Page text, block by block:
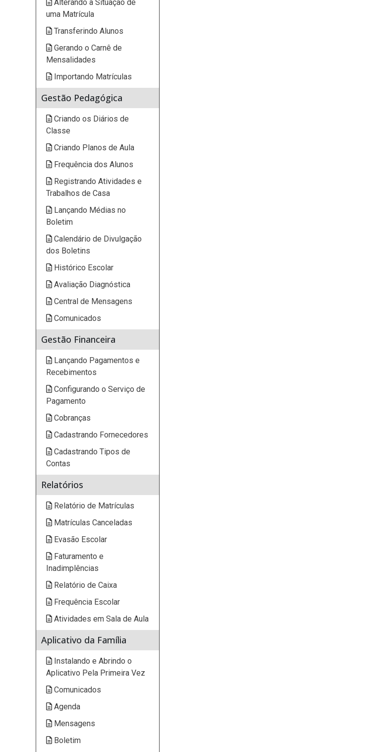
Alterando a Situação de
uma Matrícula
Transferindo Alunos
Gerando o Carnê de
Mensalidades
Importando Matrículas
Gestão Pedagógica
Criando os Diários de
Classe
Criando Planos de Aula
Frequência dos Alunos
Registrando Atividades e
Trabalhos de Casa
Lançando Médias no
Boletim
Calendário de Divulgação
dos Boletins
Histórico Escolar
Avaliação Diagnóstica
Central de Mensagens
Comunicados
Gestão Financeira
Lançando Pagamentos e
Recebimentos
Configurando o Serviço de
Pagamento
Cobranças
Cadastrando Fornecedores
Cadastrando Tipos de
Contas
Relatórios
Relatório de Matrículas
Matrículas Canceladas
Evasão Escolar
Faturamento e
Inadimplências
Relatório de Caixa
Frequência Escolar
Atividades em Sala de Aula
Aplicativo da Família
Instalando e Abrindo o
Aplicativo Pela Primeira Vez
Comunicados
Agenda
Mensagens
Boletim